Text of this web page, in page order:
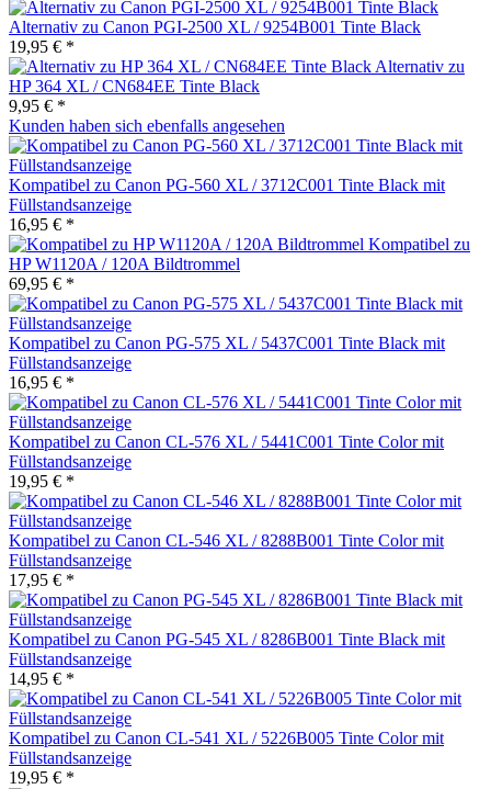
Alternativ zu Canon PGI-2500 XL / 9254B001 Tinte Black
19,95 € *
Alternativ zu
HP 364 XL / CN684EE Tinte Black
9,95 € *
Kunden haben sich ebenfalls angesehen
Kompatibel zu Canon PG-560 XL / 3712C001 Tinte Black mit
Füllstandsanzeige
16,95 € *
Kompatibel zu
HP W1120A / 120A Bildtrommel
69,95 € *
Kompatibel zu Canon PG-575 XL / 5437C001 Tinte Black mit
Füllstandsanzeige
16,95 € *
Kompatibel zu Canon CL-576 XL / 5441C001 Tinte Color mit
Füllstandsanzeige
19,95 € *
Kompatibel zu Canon CL-546 XL / 8288B001 Tinte Color mit
Füllstandsanzeige
17,95 € *
Kompatibel zu Canon PG-545 XL / 8286B001 Tinte Black mit
Füllstandsanzeige
14,95 € *
Kompatibel zu Canon CL-541 XL / 5226B005 Tinte Color mit
Füllstandsanzeige
19,95 € *